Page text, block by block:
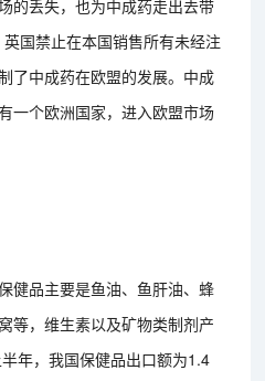
的丢失，也为中成药走出去带
国禁止在本国销售所有未经注
了中成药在欧盟的发展。中成
一个欧洲国家，进入欧盟市场
健品主要是鱼油、鱼肝油、蜂
等，维生素以及矿物类制剂产
年，我国保健品出口额为1.4